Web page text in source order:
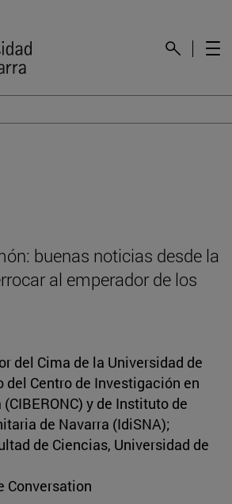
buenas noticias desde la
al emperador de los
del Cima de la Universidad de
del Centro de Investigación en
y de Instituto de
de Navarra (IdiSNA);
de Ciencias, Universidad de
Conversation